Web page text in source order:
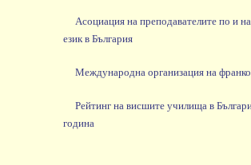
Асоциация на преподавателите по и
език в България
Международна организация на
Рейтинг на висшите училища в
година